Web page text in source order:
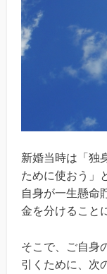
新婚当時は「独
ために使おう」
自身が一生懸命
金を分けること
そこで、ご自身
引くために、次